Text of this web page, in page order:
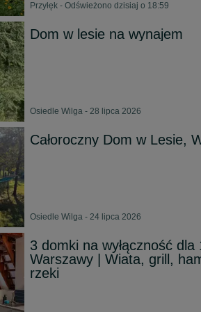
Przyłęk - Odświeżono dzisiaj o 18:59
Dom w lesie na wynajem
Osiedle Wilga - 28 lipca 2026
Całoroczny Dom w Lesie,
Osiedle Wilga - 24 lipca 2026
3 domki na wyłączność
Warszawy | Wiata, grill,
rzeki